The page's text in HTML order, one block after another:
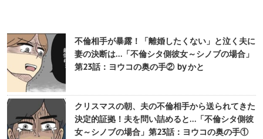
不倫相手が暴露！「離婚したくない」と泣く夫に
妻の決断は…「不倫シタ側彼女～シノブの場合」
第23話：ヨウコの奥の手② by かと
クリスマスの朝、夫の不倫相手から送られてきた
決定的証拠！夫を問い詰めると…「不倫シタ側彼
女～シノブの場合」第23話：ヨウコの奥の手①